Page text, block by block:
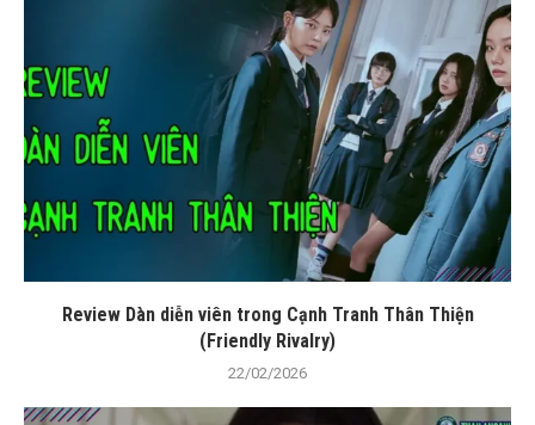
Review Dàn diễn viên trong Cạnh Tranh Thân Thiện
(Friendly Rivalry)
22/02/2026